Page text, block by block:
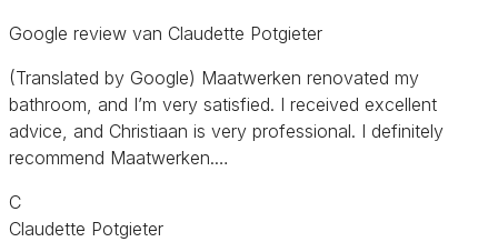
Google review van Claudette Potgieter
(Translated by Google) Maatwerken renovated my
bathroom, and I’m very satisfied. I received excellent
advice, and Christiaan is very professional. I definitely
recommend Maatwerken.…
C
Claudette Potgieter